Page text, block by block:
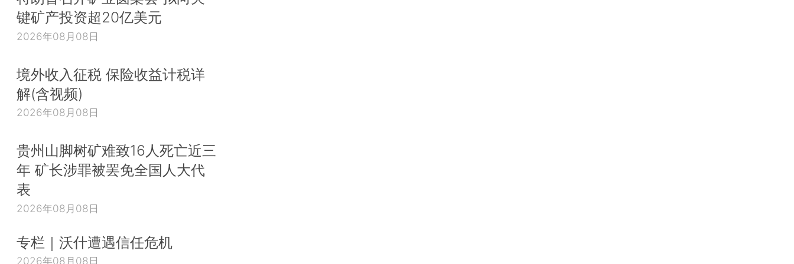
键矿产投资超20亿美元
2026年08月08日
境外收入征税 保险收益计税详
解(含视频)
2026年08月08日
贵州山脚树矿难致16人死亡近三
年 矿长涉罪被罢免全国人大代
表
2026年08月08日
专栏｜沃什遭遇信任危机
2026年08月08日